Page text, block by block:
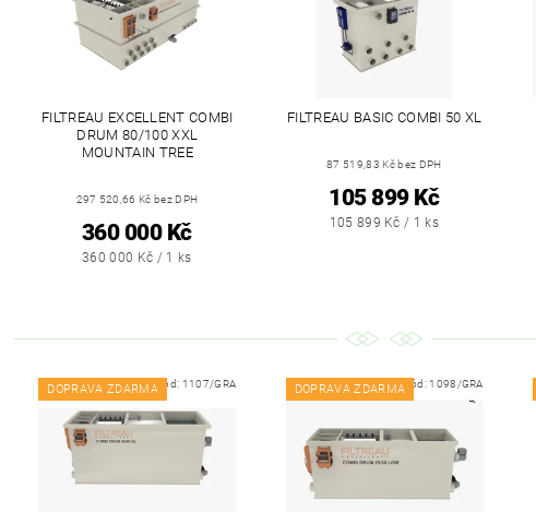
FILTREAU EXCELLENT COMBI
DRUM 80/100 XXL
MOUNTAIN TREE
297 520,66 Kč bez DPH
360 000 Kč
360 000 Kč / 1 ks
FILTREAU BASIC COMBI 50 XL
87 519,83 Kč bez DPH
105 899 Kč
105 899 Kč / 1 ks
DOPRAVA ZDARMA Kód: 1107/GRA DOPRAVA ZDARMA Kód: 1098/GRA